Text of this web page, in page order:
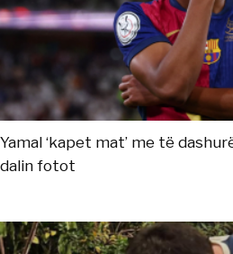
Yamal ‘kapet mat’ me të
dalin fotot